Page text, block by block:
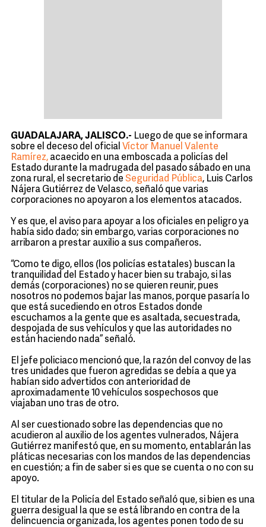
GUADALAJARA, JALISCO.- Luego de que se informara
sobre el deceso del oficial Víctor Manuel Valente
Ramírez, acaecido en una emboscada a policías del
Estado durante la madrugada del pasado sábado en una
zona rural, el secretario de Seguridad Pública, Luis Carlos
Nájera Gutiérrez de Velasco, señaló que varias
corporaciones no apoyaron a los elementos atacados.
Y es que, el aviso para apoyar a los oficiales en peligro ya
había sido dado; sin embargo, varias corporaciones no
arribaron a prestar auxilio a sus compañeros.
“Como te digo, ellos (los policías estatales) buscan la
tranquilidad del Estado y hacer bien su trabajo, si las
demás (corporaciones) no se quieren reunir, pues
nosotros no podemos bajar las manos, porque pasaría lo
que está sucediendo en otros Estados donde
escuchamos a la gente que es asaltada, secuestrada,
despojada de sus vehículos y que las autoridades no
están haciendo nada” señaló.
El jefe policiaco mencionó que, la razón del convoy de las
tres unidades que fueron agredidas se debía a que ya
habían sido advertidos con anterioridad de
aproximadamente 10 vehículos sospechosos que
viajaban uno tras de otro.
Al ser cuestionado sobre las dependencias que no
acudieron al auxilio de los agentes vulnerados, Nájera
Gutiérrez manifestó que, en su momento, entablarán las
pláticas necesarias con los mandos de las dependencias
en cuestión; a fin de saber si es que se cuenta o no con su
apoyo.
El titular de la Policía del Estado señaló que, si bien es una
guerra desigual la que se está librando en contra de la
delincuencia organizada, los agentes ponen todo de su